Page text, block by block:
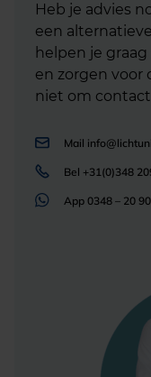
Heb je advies
een
helpen je
en zorgen voor
niet om
Mail
Bel +31(0)348
App 0348 – 20